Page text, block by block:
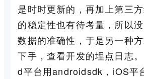
是时时更新的，再加上第三
的稳定性也有待考量，所以
数据的准确性，于是另一种
下手，查看开发的埋点日志
d平台用androidsdk，iOS平